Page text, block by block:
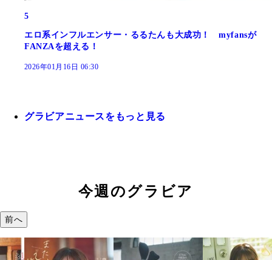
5
エロ系インフルエンサー・るるたんも大成功！ myfansが
FANZAを超える！
2026年01月16日 06:30
グラビアニュースをもっと見る
今週のグラビア
前へ